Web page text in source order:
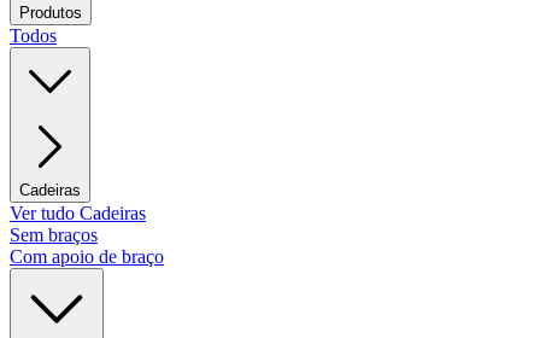
Produtos
Todos
Cadeiras
Ver tudo Cadeiras
Sem braços
Com apoio de braço